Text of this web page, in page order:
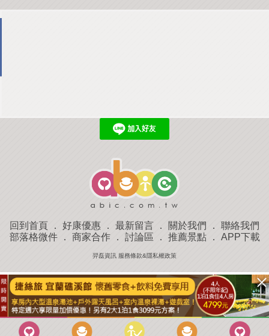
回到首頁 ． 好康優惠 ． 最新留言 ． 關於我們 ． 聯絡我們
部落格微件． 商家合作． 討論區 ． 推薦景點． APP下載
羿磊資訊 服務條款&隱私權政策